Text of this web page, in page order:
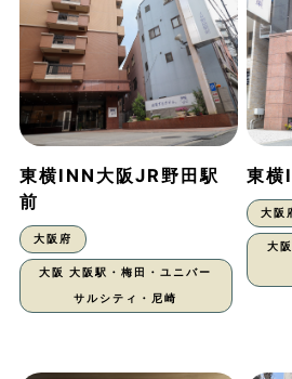
東横INN大阪JR野田駅
前
大阪府
大阪 大阪駅・梅田・ユニバー
サルシティ・尼崎
東横
大阪
大